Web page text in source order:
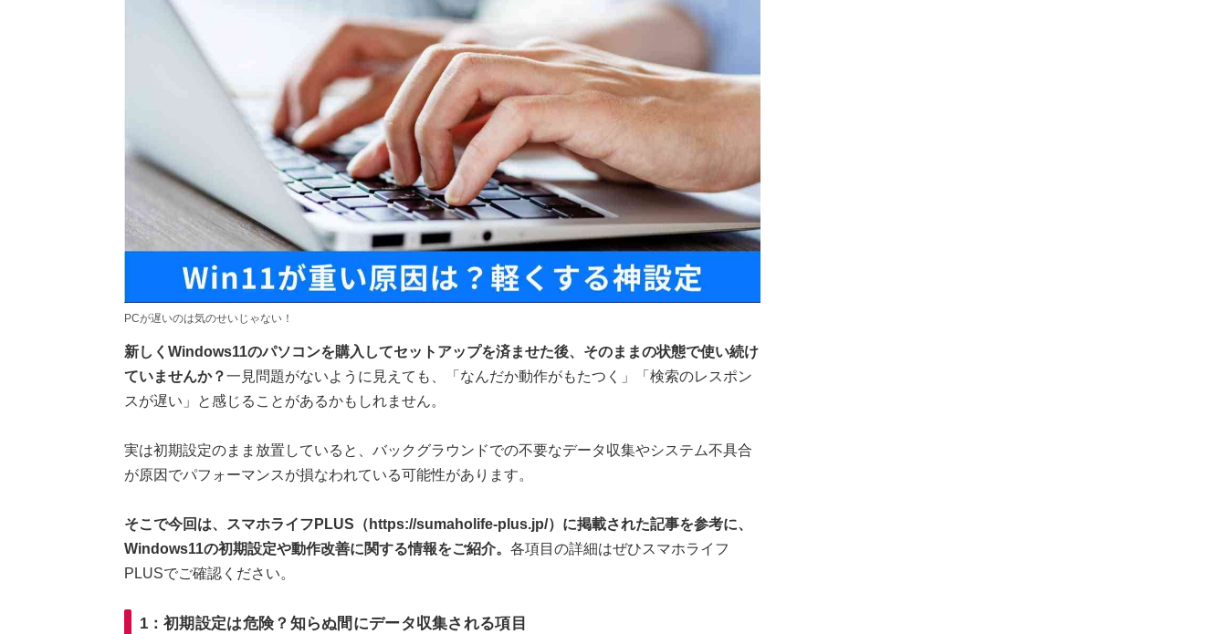
PCが遅いのは気のせいじゃない！
新しくWindows11のパソコンを購入してセットアップを済ませた後、そのままの状態で使い続け
ていませんか？一見問題がないように見えても、「なんだか動作がもたつく」「検索のレスポン
スが遅い」と感じることがあるかもしれません。
実は初期設定のまま放置していると、バックグラウンドでの不要なデータ収集やシステム不具合
が原因でパフォーマンスが損なわれている可能性があります。
そこで今回は、スマホライフPLUS（https://sumaholife-plus.jp/）に掲載された記事を参考に、
Windows11の初期設定や動作改善に関する情報をご紹介。 各項目の詳細はぜひスマホライフ
PLUSでご確認ください。
1：初期設定は危険？知らぬ間にデータ収集される項目